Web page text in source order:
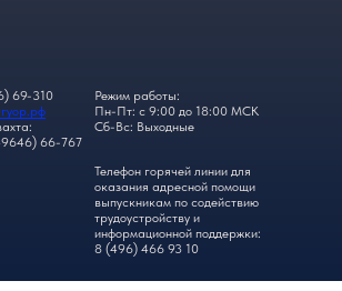
Режим работы:
Пн-Пт: с 9:00 до 18:00 МСК
Сб-Вс: Выходные
Телефон горячей линии для
оказания адресной помощи
выпускникам по содействию
трудоустройству и
информационной поддержки:
8 (496) 466 93 10
69-310
66-767